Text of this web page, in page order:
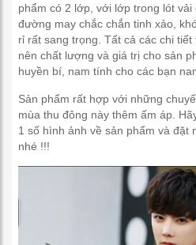
phẩm có 2 lớp, với lớp trong lót vải
đường may chắc chắn tinh xảo,
rỉ rất sang trọng. Tất cả các chi
nên chất lượng và giá trị cho sản
huyền bí, nam tính cho các bạn
Sản phẩm rất hợp với những
mùa thu đông này thêm ấm áp.
1 số hình ảnh về sản phẩm và đặt
nhé !!!